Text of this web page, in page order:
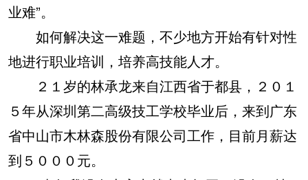
业难”。
如何解决这一难题，不少地方开始有针对性
地进行职业培训，培养高技能人才。
２１岁的林承龙来自江西省于都县，２０１
５年从深圳第二高级技工学校毕业后，来到广东
省中山市木林森股份有限公司工作，目前月薪达
到５０００元。